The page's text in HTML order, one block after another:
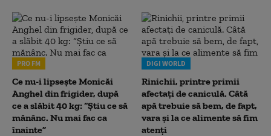
PRO FM
Ce nu-i lipsește Monicăi
Anghel din frigider, după
ce a slăbit 40 kg: “Știu ce să
mănânc. Nu mai fac ca
înainte”
DIGI WORLD
Rinichii, printre primii
afectați de caniculă. Câtă
apă trebuie să bem, de fapt,
vara și la ce alimente să fim
atenți